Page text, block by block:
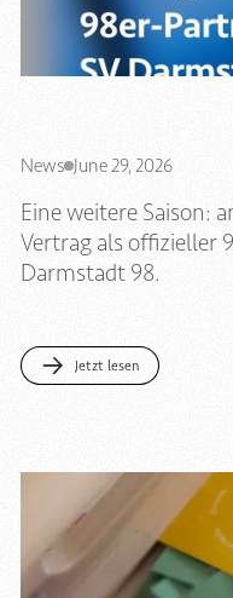
News June 29, 2026
Eine weitere Saison:
Vertrag als offizieller
Darmstadt 98.
Jetzt lesen